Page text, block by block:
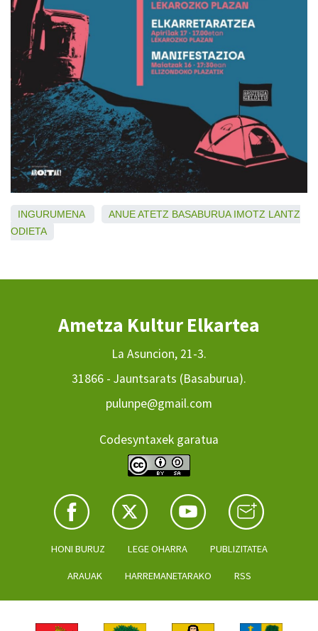
INGURUMENA ANUEATETZ BASABURUA IMOTZ LANTZ
ODIETA
Ametza Kultur Elkartea
La Asuncion, 21-3.
31866 - Jauntsarats (Basaburua).
pulunpe@gmail.com
Codesyntaxek garatua
HONI BURUZ LEGE OHARRA PUBLIZITATEA
ARAUAK HARREMANETARAKO RSS